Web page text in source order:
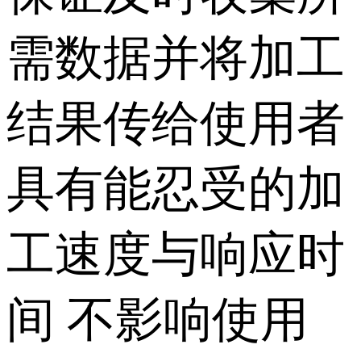
需数据并将加工
结果传给使用者
具有能忍受的加
工速度与响应时
间 不影响使用